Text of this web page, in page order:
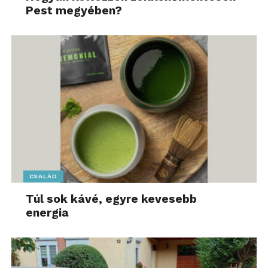
A felmérésekből azonban jól látszik, hogy a
tartoznak az élbolyba a motorkerékpárral
közlekedők. Olyannyira nem, hogy a biciklisek
jócskán megelőzik őket: a KSH 2024-es előzetes
adatai szerint tavaly több mint kétszer annyi olyan
személysérüléses balesetet regisztráltak
Magyaroroszágon, amelyet kerékpáros okozott, mint
olyat, amelyet motoros. Ha megnézzük az alábbi
ábrát, látható, hogy nem egyszeri jelenségről van
szó, hanem egy tartós trendről.
Pest megyében?
CSALÁD
Túl sok kávé, egyre kevesebb
energia